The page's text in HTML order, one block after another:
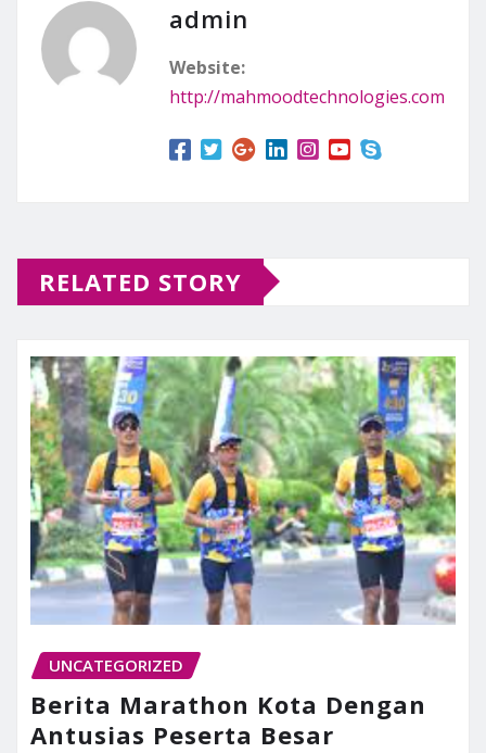
admin
Website:
http://mahmoodtechnologies.com
RELATED STORY
UNCATEGORIZED
Berita Marathon Kota Dengan
Antusias Peserta Besar